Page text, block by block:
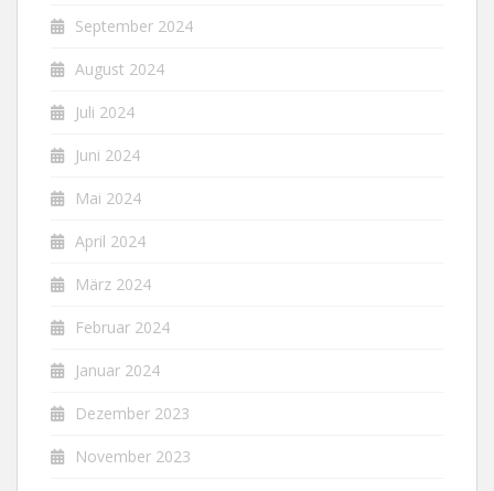
September 2024
August 2024
Juli 2024
Juni 2024
Mai 2024
April 2024
März 2024
Februar 2024
Januar 2024
Dezember 2023
November 2023